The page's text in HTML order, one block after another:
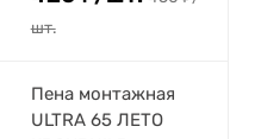
шт.
Пена монтажная
ULTRA 65 ЛЕТО